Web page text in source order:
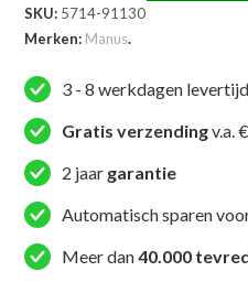
Kickboksuniform
-
Airtex
-
Zwart
Wit
aantal
SKU: 5714-91130
Merken: Manus.
3 - 8 werkdagen levertijd
Gratis verzendingv.a.
2 jaar garantie
Automatisch sparen
Meer dan40.000